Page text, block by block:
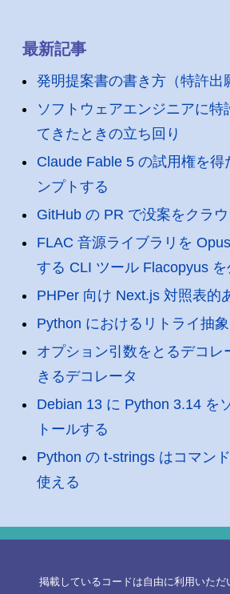
最新記事
発明提案書の書き方（特許出
ソフトウェアエンジニアに特
てきたときの立ち回り
Claude Fable 5 の試用権を得
ンプトする
GitHub の PR で没案をクラ
FLAC 音源ライブラリを
する CLI ツール Flacopyus
PHPer 向け Next.js 対照表的
Python におけるリトライ抽
オプション引数をとるデコレ
きるデコレータ
Debian 13 に Python 3.14 を
トールする
Python の t-strings はコマン
使える
掲載しているコードは自由に利用いただ